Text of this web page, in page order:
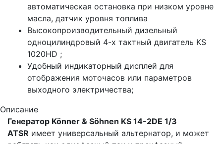
автоматическая остановка при низком уровне
масла, датчик уровня топлива
Высокопроизводительный дизельный
одноцилиндровый 4-х тактный двигатель KS
1020HD ;
Удобный индикаторный дисплей для
отображения моточасов или параметров
выходного электричества;
Описание
Генератор Könner & Söhnen KS 14-2DE 1/3
ATSR имеет универсальный альтернатор, и может